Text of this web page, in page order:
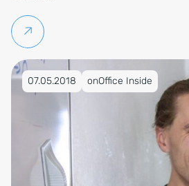
Weiterlesen
Veröffentlicht am 07.05.2018
07.05.2018 onOffice Inside